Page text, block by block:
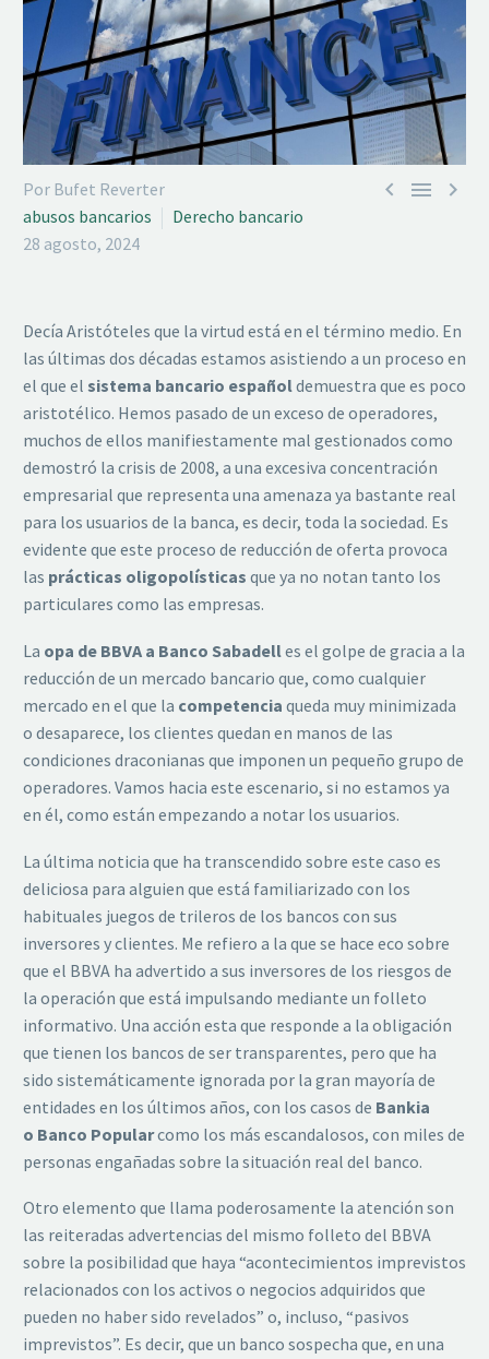
  
Por Bufet Reverter
abusos bancarios
Derecho bancario
28 agosto, 2024
Decía Aristóteles que la virtud está en el término medio. En
las últimas dos décadas estamos asistiendo a un proceso en
el que el sistema bancario españoldemuestra que es poco
aristotélico. Hemos pasado de un exceso de operadores,
muchos de ellos manifiestamente mal gestionados como
demostró la crisis de 2008, a una excesiva concentración
empresarial que representa una amenaza ya bastante real
para los usuarios de la banca, es decir, toda la sociedad. Es
evidente que este proceso de reducción de oferta provoca
las prácticas oligopolísticas que ya no notan tanto los
particulares como las empresas.
La opa de BBVA a Banco Sabadell es el golpe de gracia a la
reducción de un mercado bancario que, como cualquier
mercado en el que la competencia queda muy minimizada
o desaparece, los clientes quedan en manos de las
condiciones draconianas que imponen un pequeño grupo de
operadores. Vamos hacia este escenario, si no estamos ya
en él, como están empezando a notar los usuarios.
La última noticia que ha transcendido sobre este caso es
deliciosa para alguien que está familiarizado con los
habituales juegos de trileros de los bancos con sus
inversores y clientes. Me refiero a la que se hace eco sobre
que el BBVA ha advertido a sus inversores de los riesgos de
la operación que está impulsando mediante un folleto
informativo. Una acción esta que responde a la obligación
que tienen los bancos de ser transparentes, pero que ha
sido sistemáticamente ignorada por la gran mayoría de
entidades en los últimos años, con los casos de Bankia
o Banco Popularcomo los más escandalosos, con miles de
personas engañadas sobre la situación real del banco.
Otro elemento que llama poderosamente la atención son
las reiteradas advertencias del mismo folleto del BBVA
sobre la posibilidad que haya “acontecimientos imprevistos
relacionados con los activos o negocios adquiridos que
pueden no haber sido revelados” o, incluso, “pasivos
imprevistos”. Es decir, que un banco sospecha que, en una